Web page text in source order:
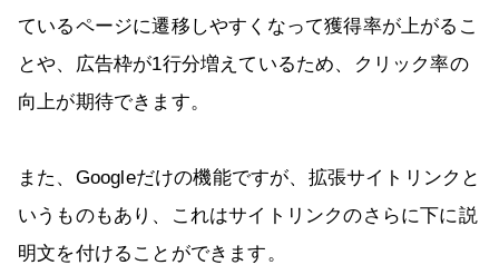
ているページに遷移しやすくなって獲得率が上がるこ
とや、広告枠が1行分増えているため、クリック率の
向上が期待できます。
また、Googleだけの機能ですが、拡張サイトリンクと
いうものもあり、これはサイトリンクのさらに下に説
明文を付けることができます。